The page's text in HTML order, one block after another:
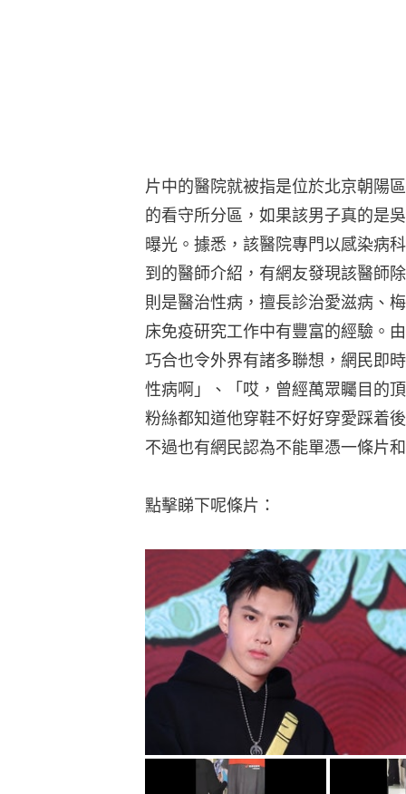
片中的醫院就被指是位於北京朝陽
的看守所分區，如果該男子真的是
曝光。據悉，該醫院專門以感染病
到的醫師介紹，有網友發現該醫師
則是醫治性病，擅長診治愛滋病、
床免疫研究工作中有豐富的經驗。
巧合也令外界有諸多聯想，網民即
性病啊」、「哎，曾經萬眾矚目的
粉絲都知道他穿鞋不好好穿愛踩着
不過也有網民認為不能單憑一條片
點擊睇下呢條片：